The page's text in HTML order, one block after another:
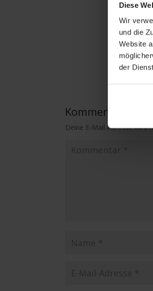
Diese
Wir
und die
Website
der
Kommentar
Deine E-Mail-Adresse wird